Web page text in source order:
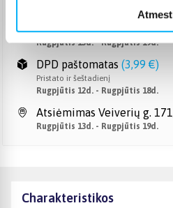
DPD kurjeris (3,99 €)
Rugpjūtis 13d. - Rugpjūtis 19d.
DPD paštomatas (3,99 €)
Pristato ir šeštadienį
Rugpjūtis 12d. - Rugpjūtis 18d.
Atsiėmimas Veiverių g.
Rugpjūtis 13d. - Rugpjūtis 19d.
Charakteristikos